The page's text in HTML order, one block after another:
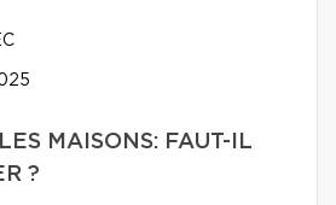
MAISONS: FAUT-IL
?